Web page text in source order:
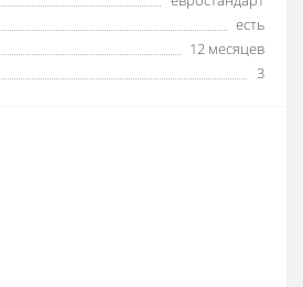
есть
12 месяцев
3